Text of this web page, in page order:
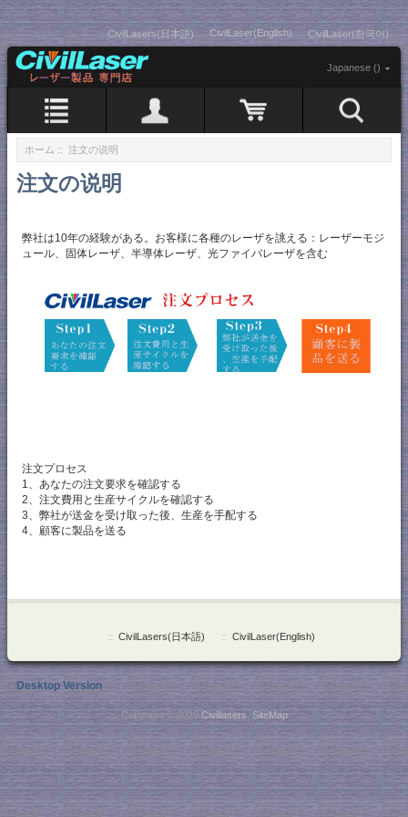
CivilLasers(日本語) CivilLaser(English) CivilLaser(한국어)
Japanese ()
ホーム :: 注文の说明
注文の说明
弊社は10年の経験がある。お客様に各種のレーザを誂える：レーザーモジ
ュール、固体レーザ、半導体レーザ、光ファイバレーザを含む
注文プロセス
1、あなたの注文要求を確認する
2、注文費用と生産サイクルを確認する
3、弊社が送金を受け取った後、生産を手配する
4、顧客に製品を送る
:: CivilLasers(日本語) :: CivilLaser(English)
Desktop Version
Copyright © 2026 Civillasers SiteMap